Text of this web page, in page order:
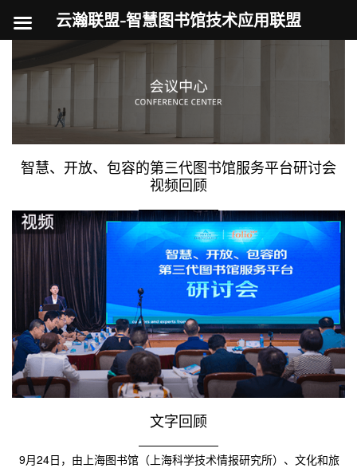
至
智慧、开放、包容的第三代图书馆服务平台研讨会
视频回顾
文字回顾
9月24日，由上海图书馆（上海科学技术情报研究所）、文化和旅
云瀚联盟-智慧图书馆技术应用联盟